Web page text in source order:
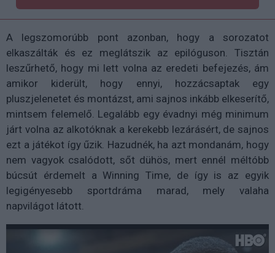
A legszomorúbb pont azonban, hogy a sorozatot
elkaszálták és ez meglátszik az epilóguson. Tisztán
leszűrhető, hogy mi lett volna az eredeti befejezés, ám
amikor kiderült, hogy ennyi, hozzácsaptak egy
pluszjelenetet és montázst, ami sajnos inkább elkeserítő,
mintsem felemelő. Legalább egy évadnyi még minimum
járt volna az alkotóknak a kerekebb lezárásért, de sajnos
ezt a játékot így űzik. Hazudnék, ha azt mondanám, hogy
nem vagyok csalódott, sőt dühös, mert ennél méltóbb
búcsút érdemelt a Winning Time, de így is az egyik
legigényesebb sportdráma marad, mely valaha
napvilágot látott.